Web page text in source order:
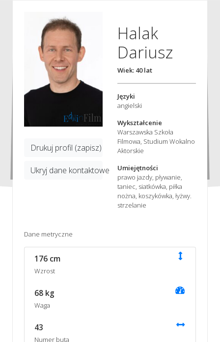
Drukuj profil (zapisz)
Ukryj dane kontaktowe
Halak
Dariusz
Wiek: 40 lat
Języki
angielski
Wykształcenie
Warszawska Szkoła
Filmowa, Studium Wokalno
Aktorskie
Umiejętności
prawo jazdy, pływanie,
taniec, siatkówka, piłka
nożna, koszykówka, łyżwy.
strzelanie
Dane metryczne
176 cm
Wzrost
68 kg
Waga
43
Numer buta